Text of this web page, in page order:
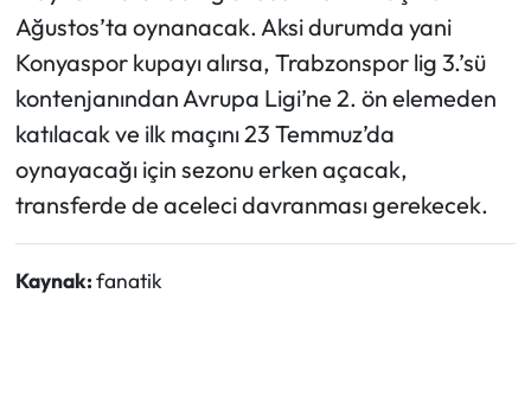
Ağustos’ta oynanacak. Aksi durumda yani
Konyaspor kupayı alırsa, Trabzonspor lig 3.’sü
kontenjanından Avrupa Ligi’ne 2. ön elemeden
katılacak ve ilk maçını 23 Temmuz’da
oynayacağı için sezonu erken açacak,
transferde de aceleci davranması gerekecek.
Kaynak:fanatik